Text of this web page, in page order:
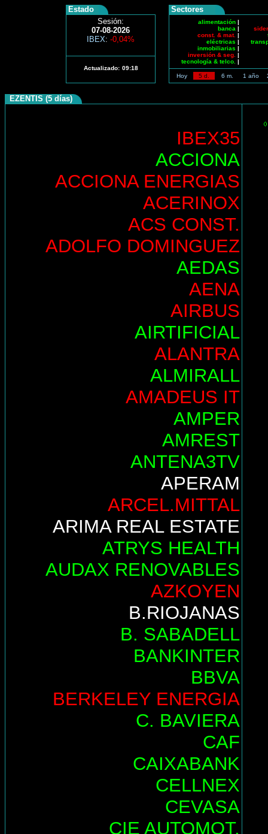
Estado
Sesión:
07-08-2026
IBEX: -0,04%
Actualizado: 09:18
Sectores
alimentación |
banca |
const. & mat. |
eléctricas |
inmobiliarias |
inversión & seg. |
tecnología & telco. |
Hoy 5 d. 6 m. 1 año
EZENTIS (5 días)
IBEX35
ACCIONA
ACCIONA ENERGIAS
ACERINOX
ACS CONST.
ADOLFO DOMINGUEZ
AEDAS
AENA
AIRBUS
AIRTIFICIAL
ALANTRA
ALMIRALL
AMADEUS IT
AMPER
AMREST
ANTENA3TV
APERAM
ARCEL.MITTAL
ARIMA REAL ESTATE
ATRYS HEALTH
AUDAX RENOVABLES
AZKOYEN
B.RIOJANAS
B. SABADELL
BANKINTER
BBVA
BERKELEY ENERGIA
C. BAVIERA
CAF
CAIXABANK
CELLNEX
CEVASA
CIE AUTOMOT.